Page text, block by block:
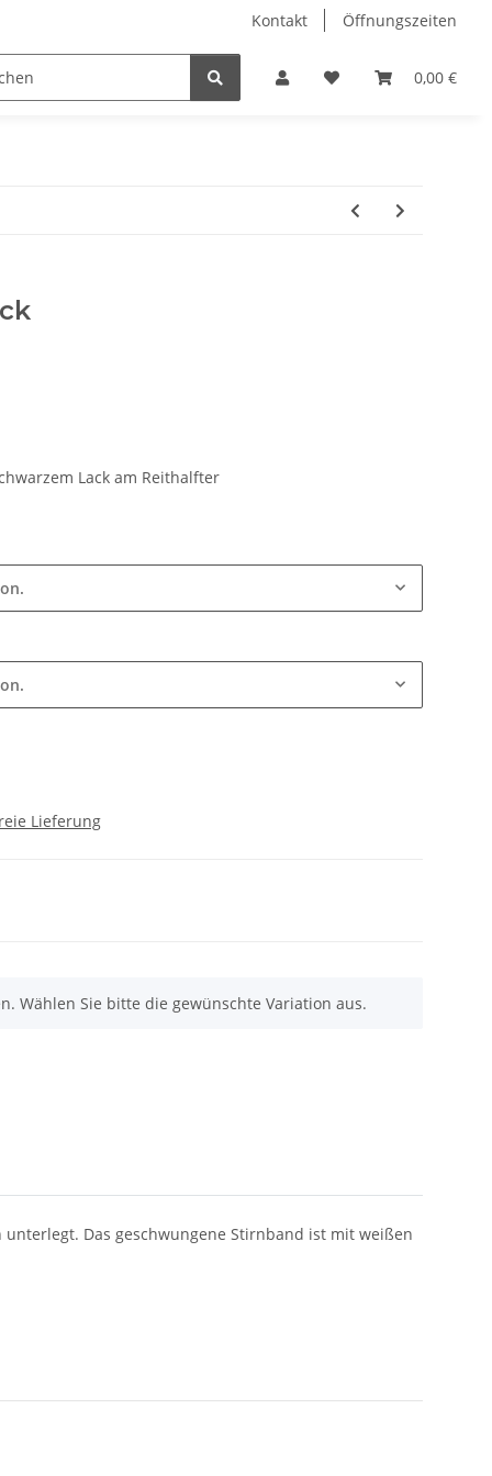
Kontakt Öffnungszeiten
0,00 €
Hobby Horse Dienstleistungen Geschenkartikel &
Lack am Reithalfter
Lieferung
Wählen Sie bitte die gewünschte Variation aus.
Das geschwungene Stirnband ist mit weißen